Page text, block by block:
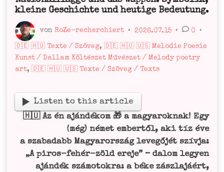
kleine Geschichte und heutige Bedeutung.
von RoZe-recherchiert • 2026.07.15 • 0 •
Veröffentlicht
in
🇩🇪 🇭🇺 Texte / Szöveg, 🇩🇪 🇭🇺 🇺🇸 Melodie Poesie
Kunst / Dallam Költészet Művészet / Melody poetry
art, 🇩🇪 🇭🇺 🇺🇸 Texte / Szöveg / Texts
Lis­ten to this article
🇭🇺 Az én aján­dé­kom 🎁 a magyaro­knak! Egy
(még) német ember­től, aki tíz éve
a sza­bad­abb Magyar­or­szág leve­gő­jét szí­v­ja:
„A piros-fehér-zöld ere­je” – dalom legy­en
aján­dék szá­mo­to­kra: a béke zászla­já­ért,